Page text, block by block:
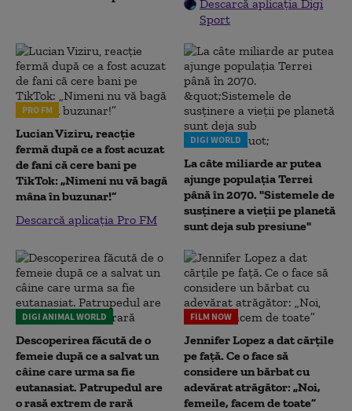
Descarcă aplicația Digi
Sport
PRO FM
Lucian Viziru, reacție
fermă după ce a fost acuzat
de fani că cere bani pe
TikTok: „Nimeni nu vă bagă
mâna în buzunar!”
Descarcă aplicația Pro FM
DIGI WORLD
La câte miliarde ar putea
ajunge populația Terrei
până în 2070. "Sistemele de
susținere a vieții pe planetă
sunt deja sub presiune"
DIGI ANIMAL WORLD
Descoperirea făcută de o
femeie după ce a salvat un
câine care urma sa fie
eutanasiat. Patrupedul are
o rasă extrem de rară
FILM NOW
Jennifer Lopez a dat cărțile
pe față. Ce o face să
considere un bărbat cu
adevărat atrăgător: „Noi,
femeile, facem de toate”